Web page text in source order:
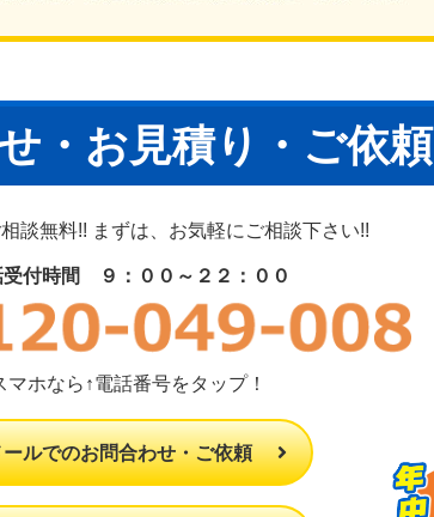
・お見積り・ご依頼
談無料!! まずは、お気軽にご相談下さい!!
受付時間 ９：００～２２：００
マホなら↑電話番号をタップ！
ールでのお問合わせ・ご依頼